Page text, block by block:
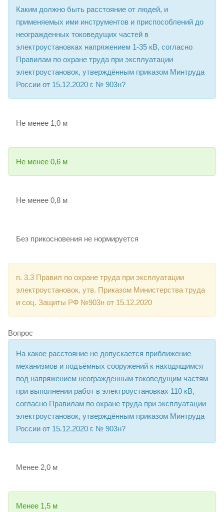
Каким должно быть расстояние от людей, и
применяемых ими инструментов и приспособлений до
неогражденных токоведущих частей в
электроустановках напряжением 1-35 кВ, согласно
Правилам по охране труда при эксплуатации
электроустановок, утверждённым приказом Минтруда
России от 15.12.2020 г. № 903н?
Не менее 1,0 м
Не менее 0,6 м
Не менее 0,8 м
Без прикосновения не нормируется
п. 3.3 Правил по охране труда при эксплуатации
электроустановок, утв. Приказом Министерства труда
и соц. Защиты РФ №903н от 15.12.2020
Вопрос
На какое расстояние не допускается приближение
механизмов и подъёмных сооружений к находящимся
под напряжением неогражденным токоведущим частям
при выполнении работ в электроустановках 110 кВ,
согласно Правилам по охране труда при эксплуатации
электроустановок, утверждённым приказом Минтруда
России от 15.12.2020 г. № 903н?
Менее 2,0 м
Менее 1,5 м